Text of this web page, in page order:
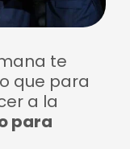
te
que para
a la
para